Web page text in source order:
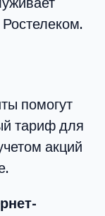
помогут
тариф для
акций